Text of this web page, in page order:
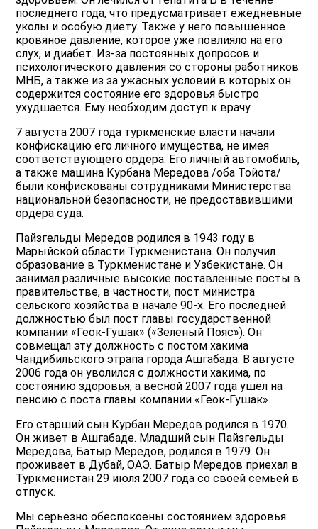
последнего года, что предусматривает ежедневные
уколы и особую диету. Также у него повышенное
кровяное давление, которое уже повлияло на его
слух, и диабет. Из-за постоянных допросов и
психологического давления со стороны работников
МНБ, а также из за ужасных условий в которых он
содержится состояние его здоровья быстро
ухудшается. Ему необходим доступ к врачу.
7 августа 2007 года туркменские власти начали
конфискацию его личного имущества, не имея
соответствующего ордера. Его личный автомобиль,
а также машина Курбана Мередова /оба Тойота/
были конфискованы сотрудниками Министерства
национальной безопасности, не предоставившими
ордера суда.
Пaйзгельды Мередов родился в 1943 году в
Марыйской области Туркменистана. Он получил
образование в Туркменистане и Узбекистане. Он
занимал различные высокие поставленные посты в
правительстве, в частности, пост министра
сельского хозяйства в начале 90-х. Его последней
должностью был пост главы государственной
компании «Геок-Гушак» («Зеленый Пояс»). Он
совмещал эту должность с постом хакима
Чандибильского этрапа города Ашгабада. В августе
2006 года он уволился с должности хакима, по
состоянию здоровья, а весной 2007 года ушел на
пенсию с поста главы компании «Геок-Гушак».
Его старший сын Курбан Мередов родился в 1970.
Он живет в Ашгабаде. Младший сын Пaйзгельды
Мередова, Батыр Мередов, родился в 1979. Он
проживает в Дубай, ОАЭ. Батыр Мередов приехал в
Туркменистан 29 июля 2007 года со своей семьей в
отпуск.
Мы серьезно обеспокоены состоянием здоровья